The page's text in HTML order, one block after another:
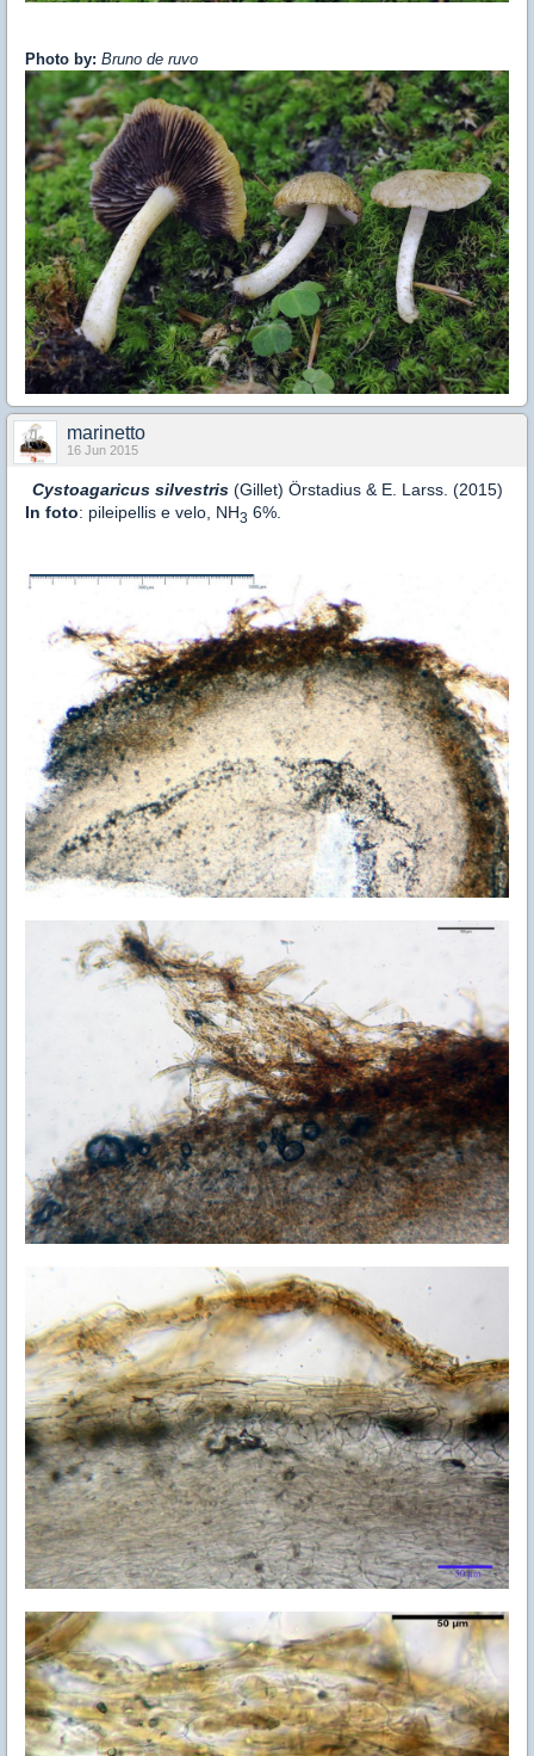
Photo by: Bruno de ruvo
marinetto
16 Jun 2015
Cystoagaricus silvestris(Gillet) Örstadius & E. Larss. (2015)
In foto: pileipellis e velo, NH3 6%.